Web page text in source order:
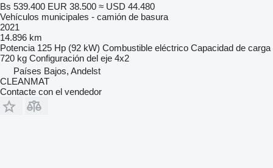
Bs 539.400 EUR 38.500 ≈ USD 44.480
Vehículos municipales - camión de basura
2021
14.896 km
Potencia 125 Hp (92 kW) Combustible eléctrico Capacidad de carga
720 kg Configuración del eje 4x2
Países Bajos, Andelst
CLEANMAT
Contacte con el vendedor